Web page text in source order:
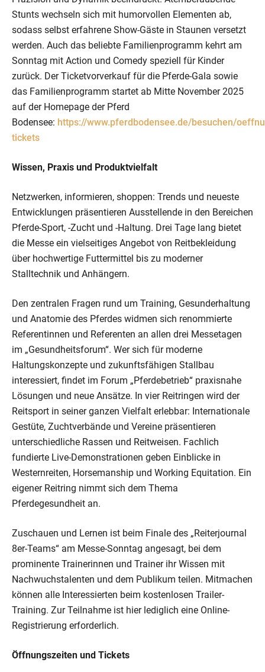
Stunts wechseln sich mit humorvollen Elementen ab,
sodass selbst erfahrene Show-Gäste in Staunen versetzt
werden. Auch das beliebte Familienprogramm kehrt am
Sonntag mit Action und Comedy speziell für Kinder
zurück. Der Ticketvorverkauf für die Pferde-Gala sowie
das Familienprogramm startet ab Mitte November 2025
auf der Homepage der Pferd
Bodensee: https://www.pferdbodensee.de/besuchen/
tickets
Wissen, Praxis und Produktvielfalt
Netzwerken, informieren, shoppen: Trends und neueste
Entwicklungen präsentieren Ausstellende in den Bereichen
Pferde-Sport, -Zucht und -Haltung. Drei Tage lang bietet
die Messe ein vielseitiges Angebot von Reitbekleidung
über hochwertige Futtermittel bis zu moderner
Stalltechnik und Anhängern.
Den zentralen Fragen rund um Training, Gesunderhaltung
und Anatomie des Pferdes widmen sich renommierte
Referentinnen und Referenten an allen drei Messetagen
im „Gesundheitsforum“. Wer sich für moderne
Haltungskonzepte und zukunftsfähigen Stallbau
interessiert, findet im Forum „Pferdebetrieb“ praxisnahe
Lösungen und neue Ansätze. In vier Reitringen wird der
Reitsport in seiner ganzen Vielfalt erlebbar: Internationale
Gestüte, Zuchtverbände und Vereine präsentieren
unterschiedliche Rassen und Reitweisen. Fachlich
fundierte Live-Demonstrationen geben Einblicke in
Westernreiten, Horsemanship und Working Equitation. Ein
eigener Reitring nimmt sich dem Thema
Pferdegesundheit an.
Zuschauen und Lernen ist beim Finale des „Reiterjournal
8er-Teams“ am Messe-Sonntag angesagt, bei dem
prominente Trainerinnen und Trainer ihr Wissen mit
Nachwuchstalenten und dem Publikum teilen. Mitmachen
können alle Interessierten beim kostenlosen Trailer-
Training. Zur Teilnahme ist hier lediglich eine Online-
Registrierung erforderlich.
Öffnungszeiten und Tickets